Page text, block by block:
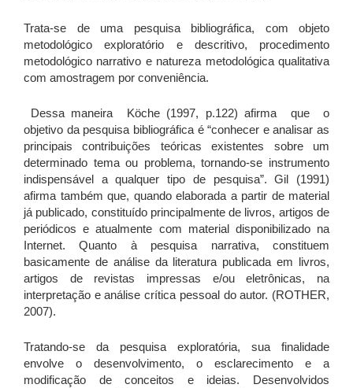
Trata-se de uma pesquisa bibliográfica, com objeto
metodológico exploratório e descritivo, procedimento
metodológico narrativo e natureza metodológica qualitativa
com amostragem por conveniência.
Dessa maneira Köche (1997, p.122) afirma que o
objetivo da pesquisa bibliográfica é “conhecer e analisar as
principais contribuições teóricas existentes sobre um
determinado tema ou problema, tornando-se instrumento
indispensável a qualquer tipo de pesquisa”. Gil (1991)
afirma também que, quando elaborada a partir de material
já publicado, constituído principalmente de livros, artigos de
periódicos e atualmente com material disponibilizado na
Internet. Quanto à pesquisa narrativa, constituem
basicamente de análise da literatura publicada em livros,
artigos de revistas impressas e/ou eletrônicas, na
interpretação e análise crítica pessoal do autor. (ROTHER,
2007).
Tratando-se da pesquisa exploratória, sua finalidade
envolve o desenvolvimento, o esclarecimento e a
modificação de conceitos e ideias. Desenvolvidos